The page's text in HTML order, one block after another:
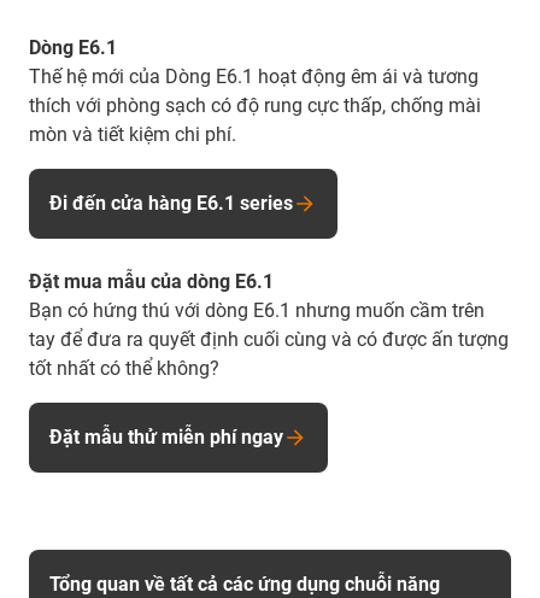
Dòng E6.1
Thế hệ mới của Dòng E6.1 hoạt động êm ái và tương
thích với phòng sạch có độ rung cực thấp, chống mài
mòn và tiết kiệm chi phí.
Đi đến cửa hàng E6.1 series
Đặt mua mẫu của dòng E6.1
Bạn có hứng thú với dòng E6.1 nhưng muốn cầm trên
tay để đưa ra quyết định cuối cùng và có được ấn tượng
tốt nhất có thể không?
Đặt mẫu thử miễn phí ngay
Tổng quan về tất cả các ứng dụng chuỗi năng